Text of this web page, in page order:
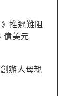
推遲難阻
億美元
辦人母親